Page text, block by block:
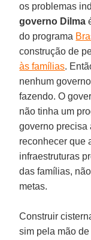
os problemas
governo Dilma
do programa
construção de
às famílias.
nenhum
fazendo. O
não tinha um
governo precisa
reconhecer que
infraestruturas
das famílias,
metas.
Construir
sim pela mão